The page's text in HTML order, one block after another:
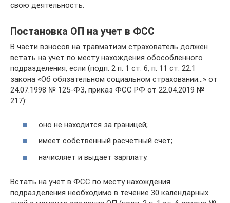
свою деятельность.
Постановка ОП на учет в ФСС
В части взносов на травматизм страхователь должен
встать на учет по месту нахождения обособленного
подразделения, если (подп. 2 п. 1 ст. 6, п. 11 ст. 22.1
закона «Об обязательном социальном страховании…» от
24.07.1998 № 125-ФЗ, приказ ФСС РФ от 22.04.2019 №
217):
оно не находится за границей;
имеет собственный расчетный счет;
начисляет и выдает зарплату.
Встать на учет в ФСС по месту нахождения
подразделения необходимо в течение 30 календарных